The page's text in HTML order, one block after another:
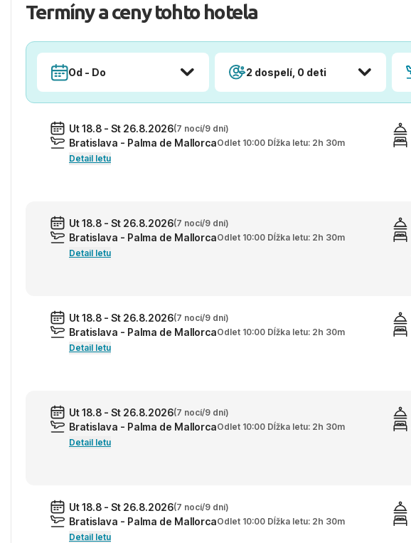
Termíny a ceny tohto hotela
Od - Do 2 dospelí, 0 deti
Ut 18.8 - St 26.8.2026(7 nocí/9 dní)
Bratislava - Palma de MallorcaOdlet 10:00 Dĺžka letu: 2h 30m
Detail letu
Ut 18.8 - St 26.8.2026(7 nocí/9 dní)
Bratislava - Palma de MallorcaOdlet 10:00 Dĺžka letu: 2h 30m
Detail letu
Ut 18.8 - St 26.8.2026(7 nocí/9 dní)
Bratislava - Palma de MallorcaOdlet 10:00 Dĺžka letu: 2h 30m
Detail letu
Ut 18.8 - St 26.8.2026(7 nocí/9 dní)
Bratislava - Palma de MallorcaOdlet 10:00 Dĺžka letu: 2h 30m
Detail letu
Ut 18.8 - St 26.8.2026(7 nocí/9 dní)
Bratislava - Palma de MallorcaOdlet 10:00 Dĺžka letu: 2h 30m
Detail letu